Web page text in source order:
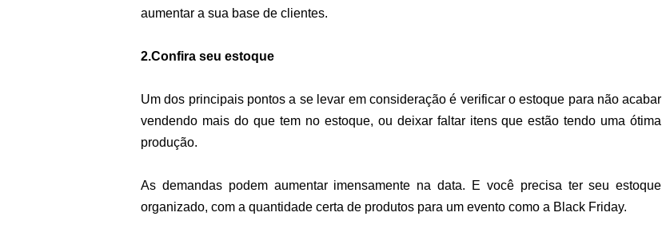
aumentar a sua base de clientes.
2.Confira seu estoque
Um dos principais pontos a se levar em consideração é verificar o estoque para não acabar
vendendo mais do que tem no estoque, ou deixar faltar itens que estão tendo uma ótima
produção.
As demandas podem aumentar imensamente na data. E você precisa ter seu estoque
organizado, com a quantidade certa de produtos para um evento como a Black Friday.